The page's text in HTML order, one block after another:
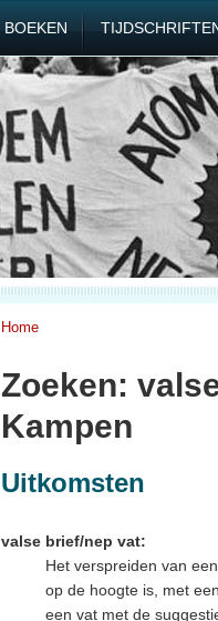
BOEKEN
Home
Zoeken:
Kampen
Uitkomsten
valse brief/nep vat:
Het verspreiden van
op de hoogte is, met
een vat met de